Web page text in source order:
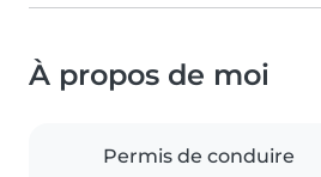
À propos de moi
Permis de conduire